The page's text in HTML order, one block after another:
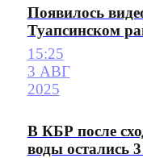
Появилось
Туапсинском
15:25
3 АВГ
2025
В КБР после
воды остались